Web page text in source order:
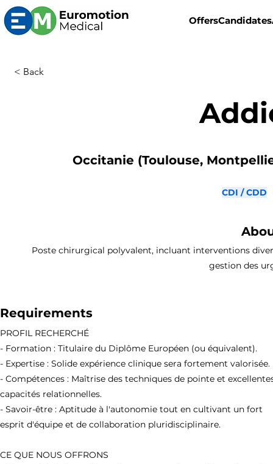
OffersCandidates
< Back
Occitanie (Toulouse,
CDI / CDD
Poste chirurgical polyvalent, incluant interventions
gestion des
Requirements
PROFIL RECHERCHÉ
- Formation : Titulaire du Diplôme Européen (ou équivalent).
- Expertise : Solide expérience clinique sera fortement valorisée.
- Compétences : Maîtrise des techniques de pointe et
capacités relationnelles.
- Savoir-être : Aptitude à l'autonomie tout en cultivant un fort
esprit d'équipe et de collaboration pluridisciplinaire.
CE QUE NOUS OFFRONS